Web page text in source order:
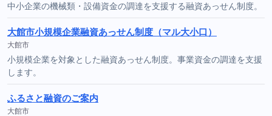
中小企業の機械類・設備資金の調達を支援する融資あっせん制度。
大館市小規模企業融資あっせん制度（マル大小口）
大館市
小規模企業を対象とした融資あっせん制度。事業資金の調達を支援
します。
ふるさと融資のご案内
大館市